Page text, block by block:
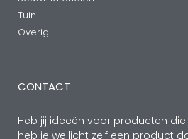
Tuin
Overig
CONTACT
Heb jij ideeën voor producten
heb je wellicht zelf een product